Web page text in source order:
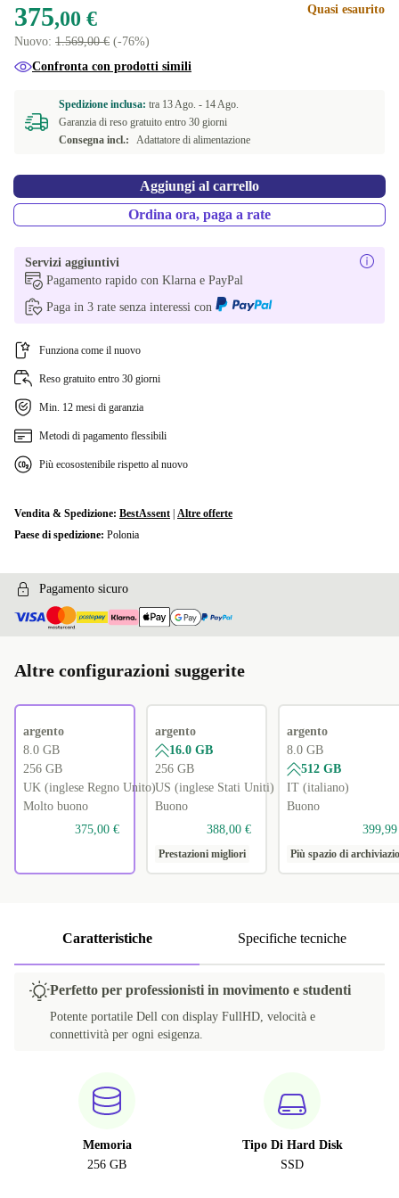
ES (spagnolo)
IT (italiano)
US (inglese Stati Uniti)
375,00 €
Nuovo: 1.569,00 € (-76%)
Quasi esaurito
Confronta con prodotti simili
Spedizione inclusa: tra 13 Ago. - 14 Ago.
Garanzia di reso gratuito entro 30 giorni
Consegna incl.:
Adattatore di alimentazione
Aggiungi al carrello
Ordina ora, paga a rate
Servizi aggiuntivi
Pagamento rapido con Klarna e PayPal
Paga in 3 rate senza interessi con
Funziona come il nuovo
Reso gratuito entro 30 giorni
Min. 12 mesi di garanzia
Metodi di pagamento flessibili
Più ecosostenibile rispetto al nuovo
Vendita & Spedizione: BestAssent Altre offerte
Paese di spedizione: Polonia
Pagamento sicuro
Altre configurazioni suggerite
argento
8.0 GB
256 GB
UK (inglese Regno Unito)
Molto buono
375,00 €
argento
16.0 GB
256 GB
US (inglese Stati Uniti)
Buono
388,00 €
Prestazioni migliori
argento
8.0 GB
512 GB
IT (italiano)
Buono
Più spazio di
Caratteristiche Specifiche tecniche
Perfetto per professionisti in movimento e studenti
Potente portatile Dell con display FullHD, velocità e
connettività per ogni esigenza.
Memoria
256 GB
Tipo Di Hard Disk
SSD